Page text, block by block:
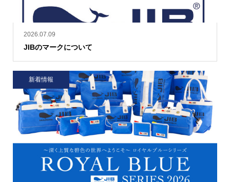
2026.07.09
JIBのマークについて
新着情報